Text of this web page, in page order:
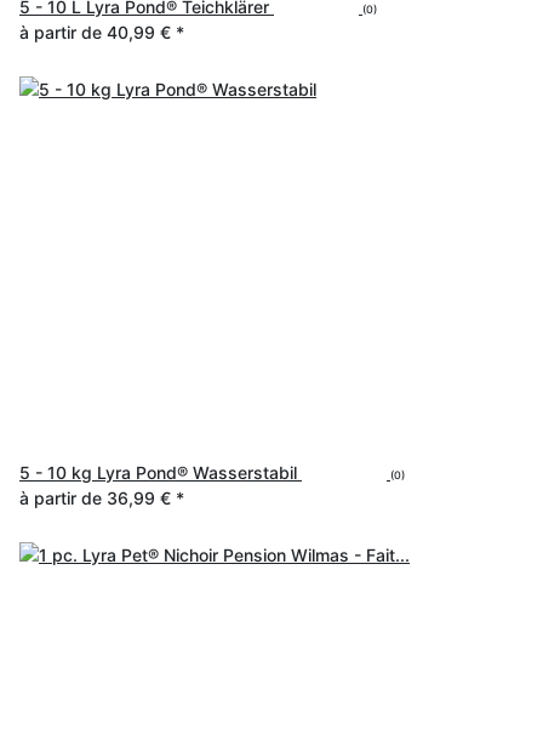
5 - 10 L Lyra Pond® Teichklärer (0)
à partir de 40,99 € *
5 - 10 kg Lyra Pond® Wasserstabil (0)
à partir de 36,99 € *